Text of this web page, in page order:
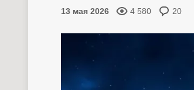
13 мая 2026 4 580 20